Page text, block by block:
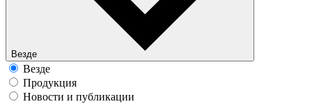
Везде
Везде
Продукция
Новости и публикации